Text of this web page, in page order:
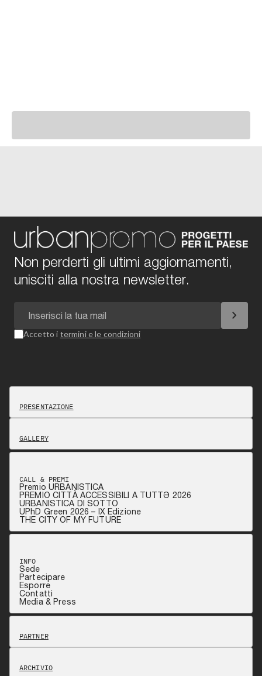
Non perderti gli ultimi aggiornamenti,
unisciti alla nostra newsletter.
chevron_right
Accetto i termini e le condizioni
PRESENTAZIONE
GALLERY
CALL & PREMI
Premio URBANISTICA
PREMIO CITTÀ ACCESSIBILI A TUTTƏ 2026
URBANISTICA DI SOTTO
UPhD Green 2026 – IX Edizione
THE CITY OF MY FUTURE
INFO
Sede
Partecipare
Esporre
Contatti
Media & Press
PARTNER
ARCHIVIO